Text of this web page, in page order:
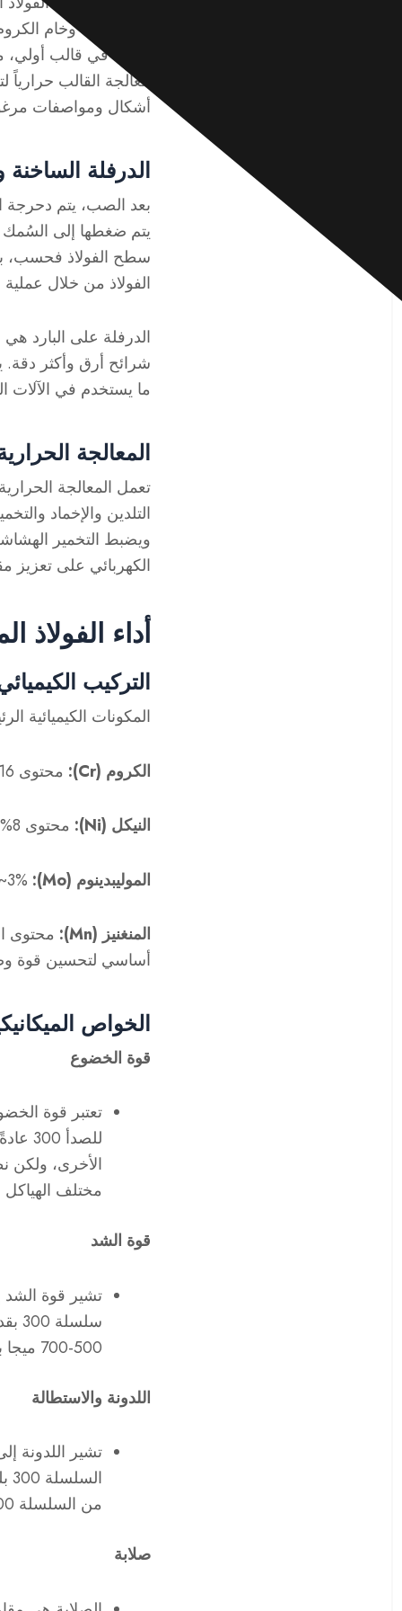
عالي النقاء وخام
وصبها في قالب
معالجة القالب
أشكال ومواصفات
الدرفلة الساخنة
بعد الصب، يتم دحرجة
يتم ضغطها إلى
سطح الفولاذ فحسب،
الفولاذ من خلال
الدرفلة على البارد
شرائح أرق وأكثر دقة.
ما يستخدم في الآلات
المعالجة
تعمل المعالجة
التلدين والإخماد
ويضبط التخمير
الكهربائي على تعزيز
أداء الفولاذ
التركيب
المكونات الكيميائية
الكروم (Cr): محتوى 16%~20%، يشكل فيلمًا مضادًا للتآكل، مما يعزز مقاومة التآكل للفولاذ المقاوم للصدأ.
النيكل (Ni): محتوى 8%~12%، يحسن صلابة الفولاذ المقاوم للصدأ ومقاومته للتآكل، ويثبت بنية الأوستينيت.
الموليبدينوم (Mo): 2%~3% في الفولاذ المقاوم للصدأ
المنغنيز (Mn):
أساسي لتحسين قوة
الخواص
قوة الخضوع
تعتبر قوة
الأخرى، ولكن
مختلف
قوة الشد
تشير قوة الشد
500-700 ميجا باسكال، مما يجعلها مناسبة للتطبيقات التي تتطلب القوة والمتانة.
اللدونة والاستطالة
تشير اللدونة
من السلسلة 300 سهل التشكيل على البارد في أشكال معقدة وأقل عرضة للتشقق.
صلابة